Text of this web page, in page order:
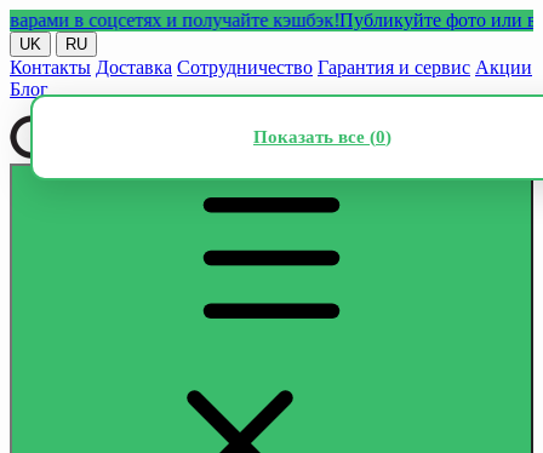
в соцсетях и получайте кэшбэк!Публикуйте фото или видео
UK RU
Контакты Доставка Сотрудничество Гарантия и сервис Акции
Блог
Показать все (0)